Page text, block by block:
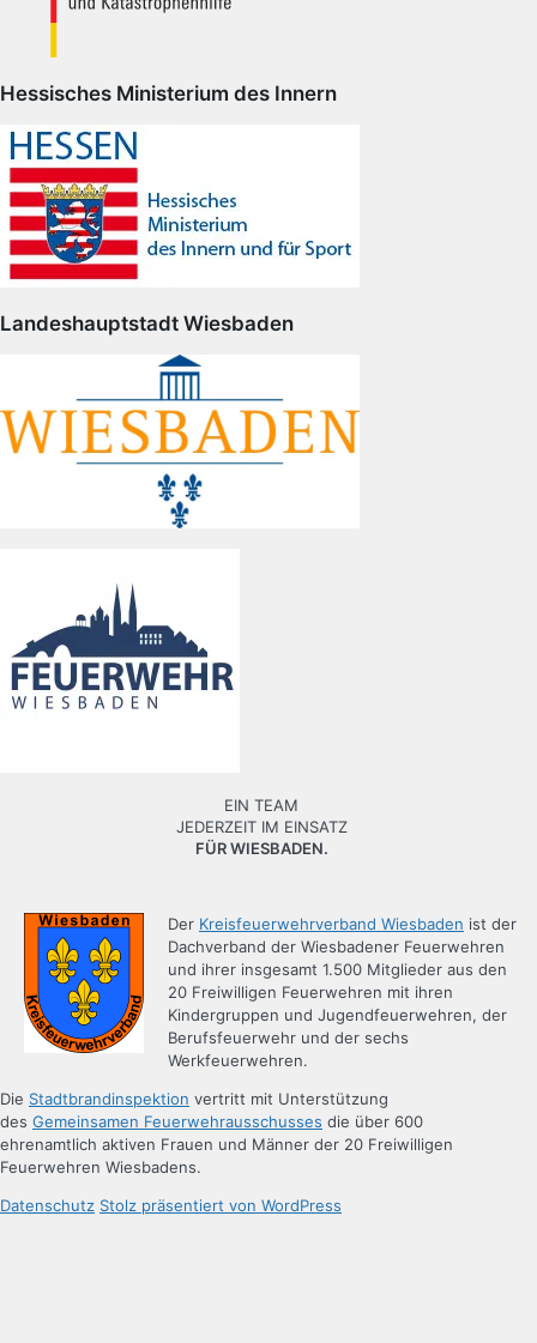
Hessisches Ministerium des Innern
Landeshauptstadt Wiesbaden
EIN TEAM
JEDERZEIT IM EINSATZ
FÜR WIESBADEN.
Der Kreisfeuerwehrverband Wiesbaden ist der
Dachverband der Wiesbadener Feuerwehren
und ihrer insgesamt 1.500 Mitglieder aus den
20 Freiwilligen Feuerwehren mit ihren
Kindergruppen und Jugendfeuerwehren, der
Berufsfeuerwehr und der sechs
Werkfeuerwehren.
Die Stadtbrandinspektion vertritt mit Unterstützung
des Gemeinsamen Feuerwehrausschusses die über 600
ehrenamtlich aktiven Frauen und Männer der 20 Freiwilligen
Feuerwehren Wiesbadens.
Datenschutz Stolz präsentiert von WordPress